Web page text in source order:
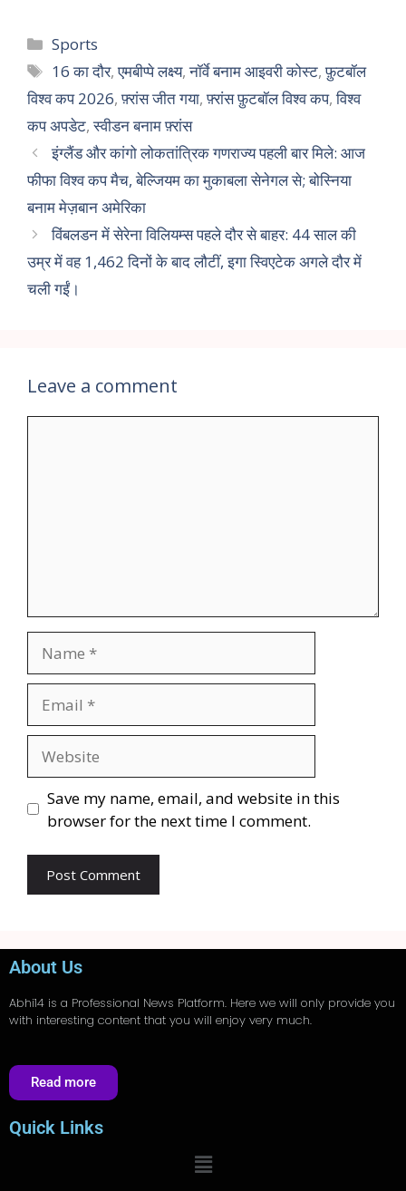
Sports
16 का दौर,एमबीप्पे लक्ष्य,नॉर्वे बनाम आइवरी कोस्ट,फ़ुटबॉल
विश्व कप 2026,फ़्रांस जीत गया,फ़्रांस फ़ुटबॉल विश्व कप,विश्व
कप अपडेट,स्वीडन बनाम फ़्रांस
इंग्लैंड और कांगो लोकतांत्रिक गणराज्य पहली बार मिले: आज
फीफा विश्व कप मैच, बेल्जियम का मुकाबला सेनेगल से; बोस्निया
बनाम मेज़बान अमेरिका
विंबलडन में सेरेना विलियम्स पहले दौर से बाहर: 44 साल की
उम्र में वह 1,462 दिनों के बाद लौटीं, इगा स्विएटेक अगले दौर में
चली गईं।
Leave a comment
Save my name, email, and website in this
browser for the next time I comment.
About Us
Abhi14 is a Professional News Platform. Here we will only provide you
with interesting content that you will enjoy very much.
Read more
Quick Links